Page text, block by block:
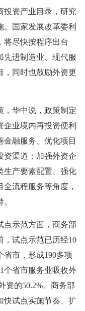
投资产业目录，研究
国家发展改革委利
将尽快按程序出台
先进制造业、现代服
，同时也鼓励外资更
，华中说，政策制定
业境内再投资便利
金融服务、优化项目
资渠道；加强外资企
生产要素配置、强化
流程服务等角度，
点示范方面，商务部
，试点示范已历经10
省市，形成190多项
个省市服务业吸收外
资的50.2%。商务部
快试点实施节奏、扩